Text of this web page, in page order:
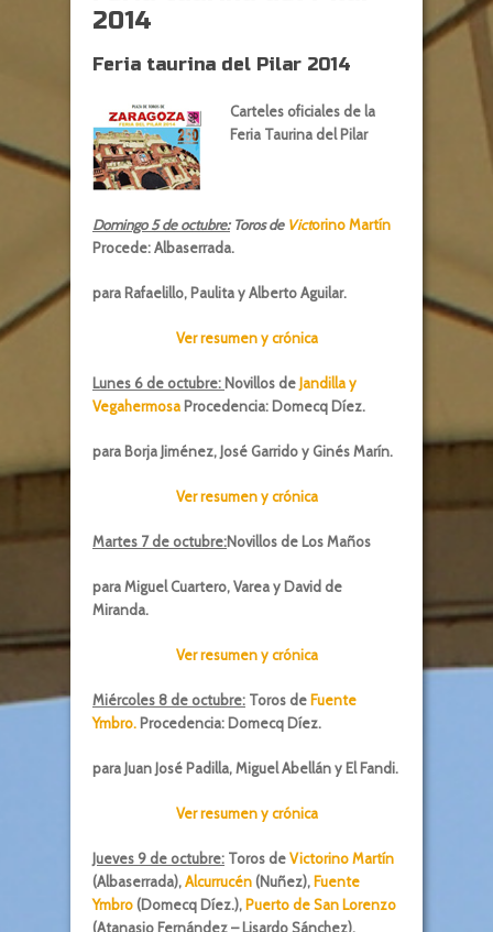
2014
Feria taurina del Pilar 2014
Carteles oficiales de la
Feria Taurina del Pilar
Domingo 5 de octubre: Toros de Victorino Martín
Procede: Albaserrada.
para Rafaelillo, Paulita y Alberto Aguilar.
Ver resumen y crónica
Lunes 6 de octubre: Novillos deJandilla y
Vegahermosa Procedencia: Domecq Díez.
para Borja Jiménez, José Garrido y Ginés Marín.
Ver resumen y crónica
Martes 7 de octubre:Novillos de Los Maños
para Miguel Cuartero, Varea y David de
Miranda.
Ver resumen y crónica
Miércoles 8 de octubre: Toros de Fuente
Ymbro. Procedencia: Domecq Díez.
para Juan José Padilla, Miguel Abellán y El Fandi.
Ver resumen y crónica
Jueves 9 de octubre: Toros deVictorino Martín
(Albaserrada),Alcurrucén(Nuñez), Fuente
Ymbro(Domecq Díez.), Puerto de San Lorenzo
(Atanasio Fernández – Lisardo Sánchez),